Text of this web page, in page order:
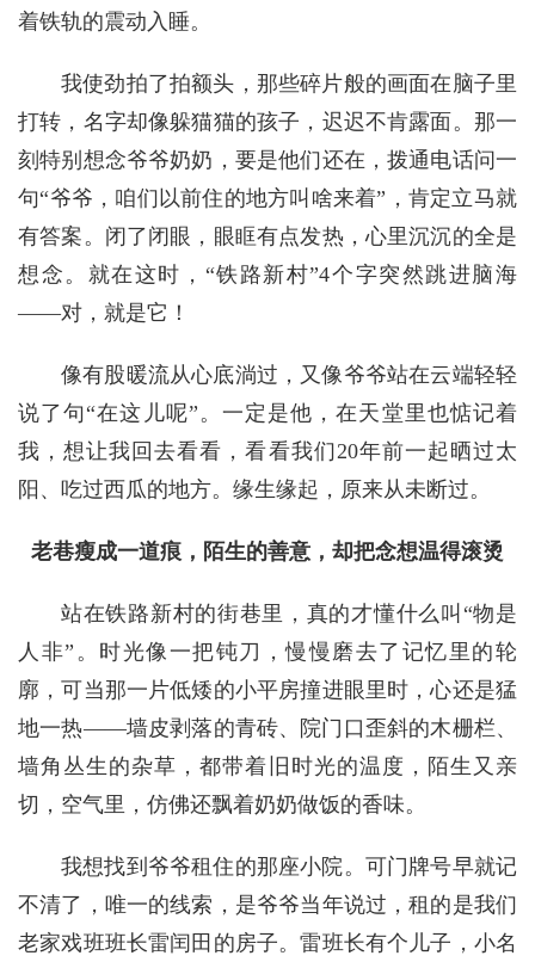
着铁轨的震动入睡。
我使劲拍了拍额头，那些碎片般的画面在脑子里
打转，名字却像躲猫猫的孩子，迟迟不肯露面。那一
刻特别想念爷爷奶奶，要是他们还在，拨通电话问一
句“爷爷，咱们以前住的地方叫啥来着”，肯定立马就
有答案。闭了闭眼，眼眶有点发热，心里沉沉的全是
想念。就在这时，“铁路新村”4个字突然跳进脑海
——对，就是它！
像有股暖流从心底淌过，又像爷爷站在云端轻轻
说了句“在这儿呢”。一定是他，在天堂里也惦记着
我，想让我回去看看，看看我们20年前一起晒过太
阳、吃过西瓜的地方。缘生缘起，原来从未断过。
老巷瘦成一道痕，陌生的善意，却把念想温得滚烫
站在铁路新村的街巷里，真的才懂什么叫“物是
人非”。时光像一把钝刀，慢慢磨去了记忆里的轮
廓，可当那一片低矮的小平房撞进眼里时，心还是猛
地一热——墙皮剥落的青砖、院门口歪斜的木栅栏、
墙角丛生的杂草，都带着旧时光的温度，陌生又亲
切，空气里，仿佛还飘着奶奶做饭的香味。
我想找到爷爷租住的那座小院。可门牌号早就记
不清了，唯一的线索，是爷爷当年说过，租的是我们
老家戏班班长雷闰田的房子。雷班长有个儿子，小名